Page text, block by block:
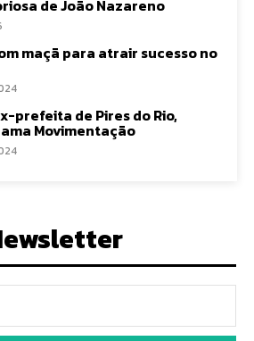
de João Nazareno
maçã para atrair sucesso no
prefeita de Pires do Rio,
Movimentação